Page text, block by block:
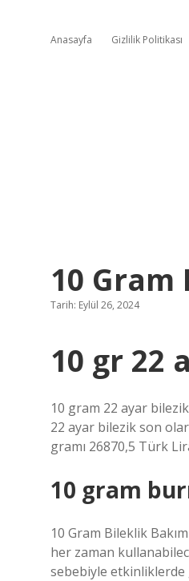
Anasayfa Gizlilik Politikası
10 Gram
Tarih: Eylül 26, 2024
10 gr 22
10 gram 22 ayar
22 ayar bilezik son
gramı 26870,5 Türk
10 gram
10 Gram Bileklik
her zaman
sebebiyle etkinliklerde